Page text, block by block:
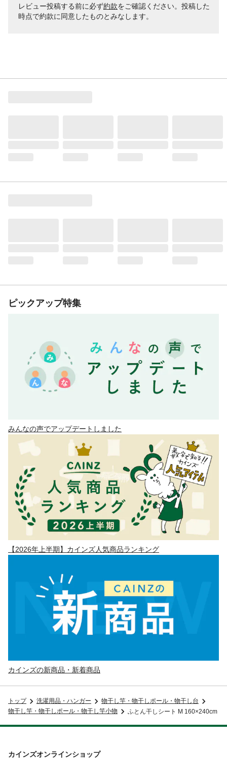
レビュー投稿する前に必ず約款をご確認ください。投稿した
時点で約款に同意したものとみなします。
ピックアップ特集
みんなの声でアップデートしました
【2026年上半期】カインズ人気商品ランキング
カインズの新商品・新着商品
トップ 洗濯用品・ハンガー
物干し竿・物干しポール・物干し台
物干し竿・物干しポール・物干し竿小物
ふとん干しシート M 160×240cm
カインズオンラインショップ